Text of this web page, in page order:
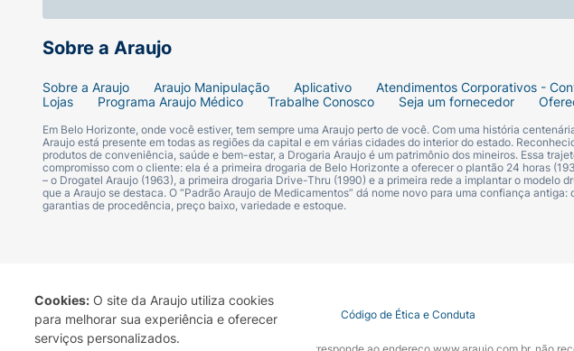
Cookies: O site da Araujo utiliza cookies
para melhorar sua experiência e oferecer
serviços personalizados.
para unhas deslumbrantes e saudáveis.
Sobre a Araujo
Sobre a Araujo Araujo Manipulação Aplicativo Atendimentos Corporativos -
Lojas
Programa Araujo Médico Trabalhe Conosco Seja um fornecedor
Em Belo Horizonte, onde você estiver, tem sempre uma Araujo perto de você. Com uma história
Araujo está presente em todas as regiões da capital e em várias cidades do interior do estado.
produtos de conveniência, saúde e bem-estar, a Drogaria Araujo é um patrimônio dos mineiros. Essa
compromisso com o cliente: ela é a primeira drogaria de Belo Horizonte a oferecer o plantão 24 horas
– o Drogatel Araujo (1963), a primeira drogaria Drive-Thru (1990) e a primeira rede a implantar o modelo
que a Araujo se destaca. O “Padrão Araujo de Medicamentos” dá nome novo para uma confiança
garantias de procedência, preço baixo, variedade e estoque.
Termo de Uso Portal da Privacidade Covid-19 Código de Ética e Conduta